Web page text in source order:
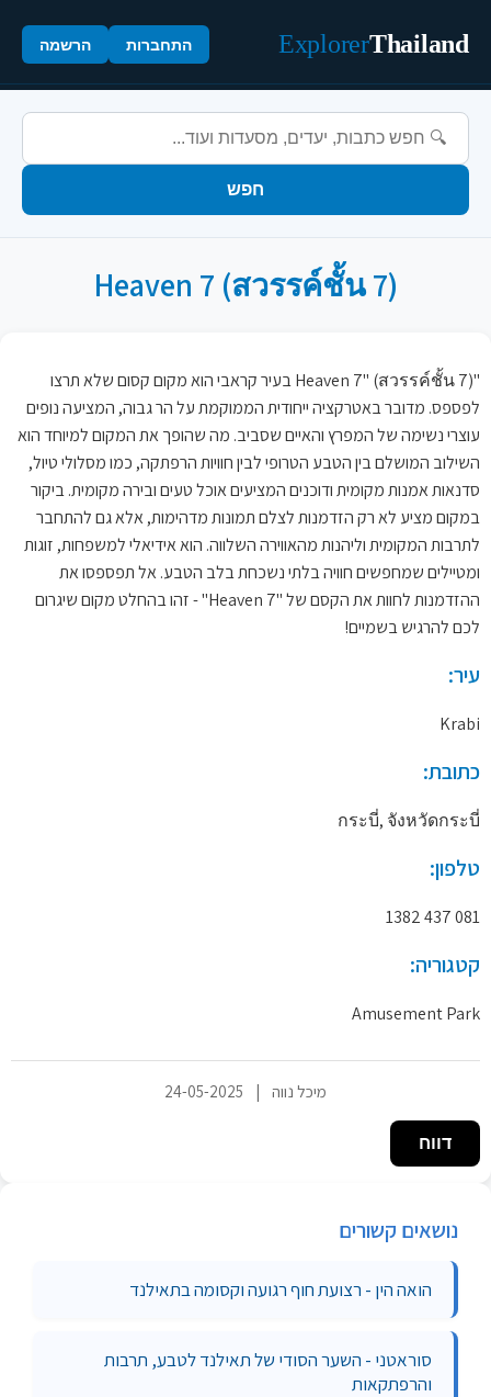
Thailand
Explorer התחברות הרשמה
חפש
Heaven 7 (สวรรค์ชั้น 7)
"Heaven 7" (สวรรค์ชั้น 7) בעיר קראבי הוא מקום קסום שלא תרצו
לפספס. מדובר באטרקציה ייחודית הממוקמת על הר גבוה, המציעה נופים
עוצרי נשימה של המפרץ והאיים שסביב. מה שהופך את המקום למיוחד הוא
השילוב המושלם בין הטבע הטרופי לבין חוויות הרפתקה, כמו מסלולי טיול,
סדנאות אמנות מקומית ודוכנים המציעים אוכל טעים ובירה מקומית. ביקור
במקום מציע לא רק הזדמנות לצלם תמונות מדהימות, אלא גם להתחבר
לתרבות המקומית וליהנות מהאווירה השלווה. הוא אידיאלי למשפחות, זוגות
ומטיילים שמחפשים חוויה בלתי נשכחת בלב הטבע. אל תפספסו את
ההזדמנות לחוות את הקסם של "Heaven 7" - זהו בהחלט מקום שיגרום
לכם להרגיש בשמיים!
עיר:
Krabi
כתובת:
กระบี่, จังหวัดกระบี่
טלפון:
081 437 1382
קטגוריה:
Amusement Park
מיכל נווה |
24-05-2025
דווח
נושאים קשורים
הואה הין - רצועת חוף רגועה וקסומה בתאילנד
סוראטני - השער הסודי של תאילנד לטבע, תרבות
והרפתקאות